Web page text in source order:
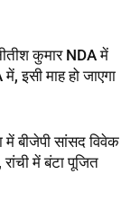
कुमार NDA में
इसी माह हो जाएगा
बीजेपी सांसद विवेक
में बंटा पूजित